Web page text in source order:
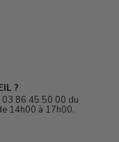
?
03 86 45 50 00 du
14h00 à 17h00.